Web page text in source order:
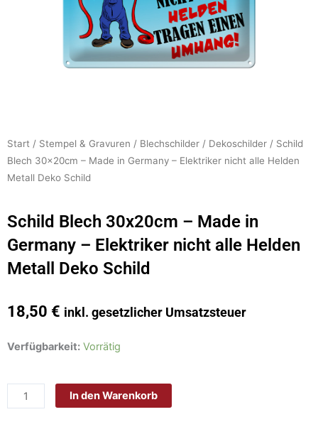
Start / Stempel & Gravuren / Blechschilder / Dekoschilder / Schild
Blech 30x20cm – Made in Germany – Elektriker nicht alle Helden
Metall Deko Schild
Schild Blech 30x20cm – Made in
Germany – Elektriker nicht alle Helden
Metall Deko Schild
18,50 € inkl. gesetzlicher Umsatzsteuer
Verfügbarkeit: Vorrätig
Schild
In den Warenkorb